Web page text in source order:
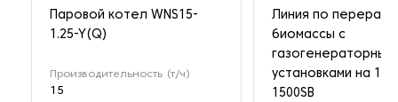
Паровой котел WNS15-
1.25-Y(Q)
Производительность (т/ч)
15
Линия по
биомассы с
установками на 1
1500SB